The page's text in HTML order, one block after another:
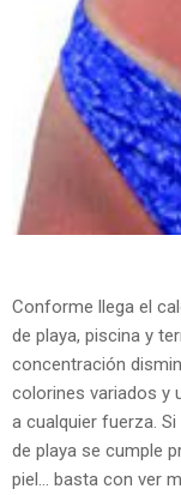
Conforme llega el
de playa, piscina y
concentración
colorines variados y
a cualquier fuerza.
de playa se cumple
piel... basta con ver